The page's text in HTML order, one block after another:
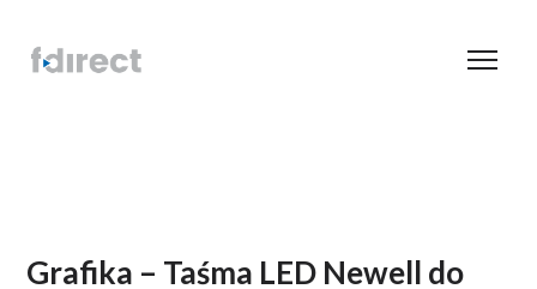
Grafika – Taśma LED Newell do